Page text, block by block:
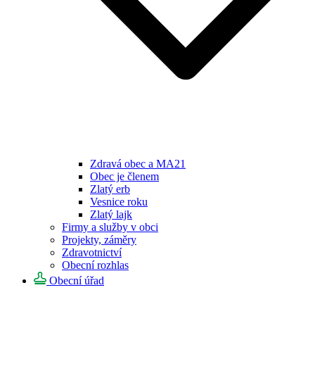
Zdravá obec a MA21
Obec je členem
Zlatý erb
Vesnice roku
Zlatý lajk
Firmy a služby v obci
Projekty, záměry
Zdravotnictví
Obecní rozhlas
Obecní úřad